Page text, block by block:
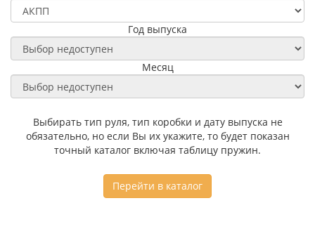
Год выпуска
Месяц
Выбирать тип руля, тип коробки и дату выпуска не
обязательно, но если Вы их укажите, то будет показан
точный каталог включая таблицу пружин.
Перейти в каталог